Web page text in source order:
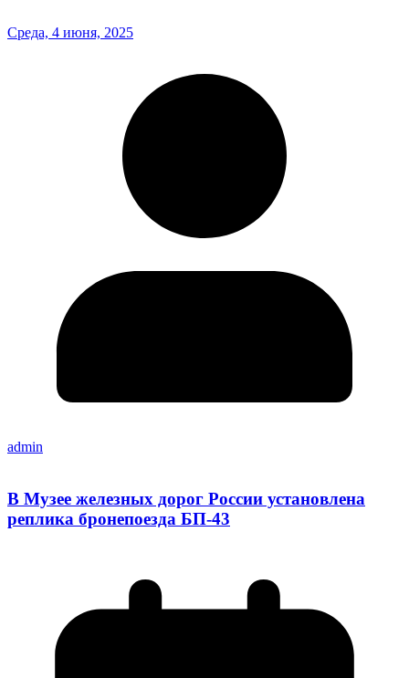
Среда, 4 июня, 2025
admin
В Музее железных дорог России установлена
реплика бронепоезда БП-43